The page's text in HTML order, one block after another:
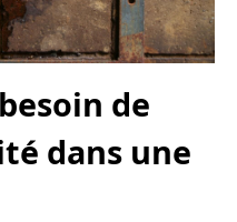
de
dans une